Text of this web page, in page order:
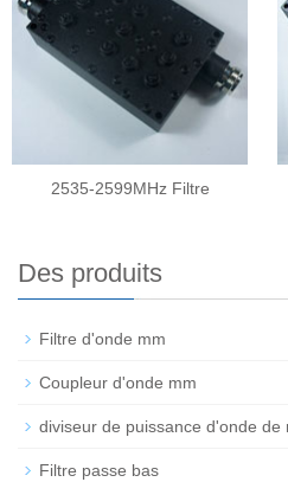
2535-2599MHz Filtre
Des produits
Filtre d'onde mm
Coupleur d'onde mm
diviseur de puissance d'onde de
Filtre passe bas